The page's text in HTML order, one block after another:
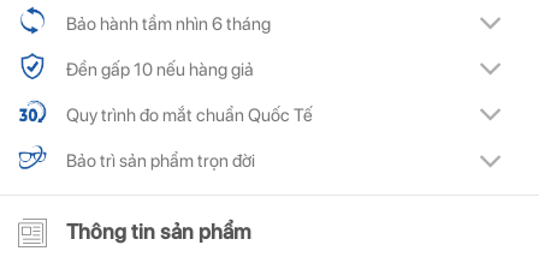
Bảo hành tầm nhìn 6 tháng
Đền gấp 10 nếu hàng giả
Quy trình đo mắt chuẩn Quốc Tế
Bảo trì sản phẩm trọn đời
Thông tin sản phẩm